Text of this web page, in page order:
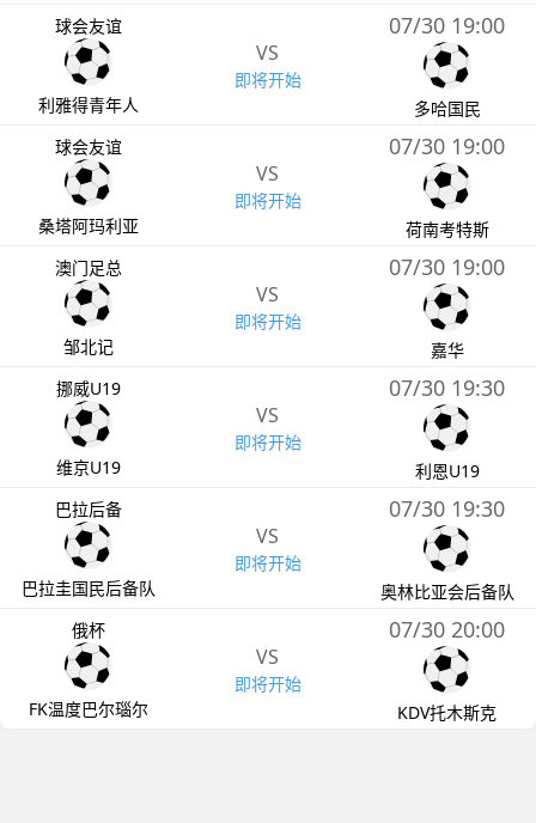
球会友谊
利雅得青年人
VS
即将开始
07/30 19:00
多哈国民
球会友谊
桑塔阿玛利亚
VS
即将开始
07/30 19:00
荷南考特斯
澳门足总
邹北记
VS
即将开始
07/30 19:00
嘉华
挪威U19
维京U19
VS
即将开始
07/30 19:30
利恩U19
巴拉后备
巴拉圭国民后备队
VS
即将开始
07/30 19:30
奥林比亚会后备队
俄杯
FK温度巴尔瑙尔
VS
即将开始
07/30 20:00
KDV托木斯克